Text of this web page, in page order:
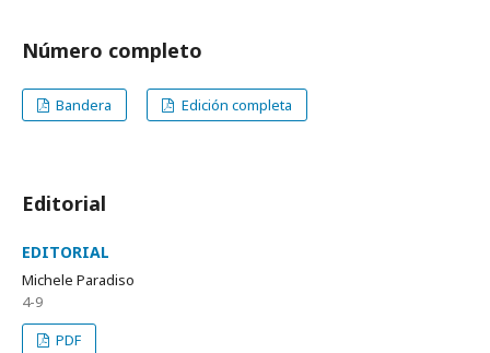
Número completo
Bandera Edición completa
Editorial
EDITORIAL
Michele Paradiso
4-9
PDF